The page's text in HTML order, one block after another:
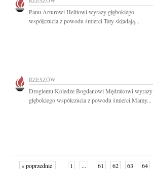
Panu Arturowi Helitowi wyrazy głębokiego
współczucia z powodu śmierci Taty składają...
RZESZÓW
Drogiemu Koledze Bogdanowi Mędrakowi wyrazy
głębokiego współczucia z powodu śmierci Mamy...
« poprzednie 1 ... 61 62 63 64